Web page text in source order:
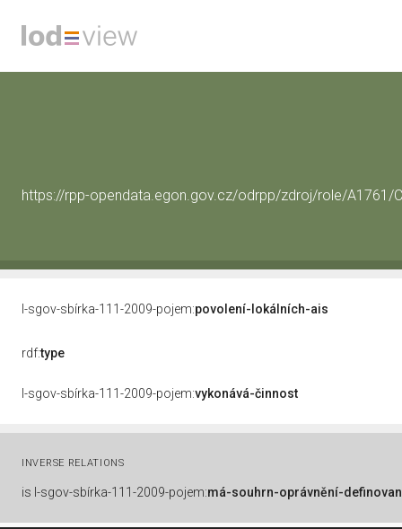
https://rpp-opendata.egon.gov.cz/odrpp/zdroj/role/A1761/
l-sgov-sbírka-111-2009-pojem:povolení-lokálních-ais
rdf:type
l-sgov-sbírka-111-2009-pojem:vykonává-činnost
INVERSE RELATIONS
is l-sgov-sbírka-111-2009-pojem:má-souhrn-oprávnění-